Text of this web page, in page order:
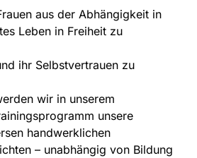
aus der Abhängigkeit in
Leben in Freiheit zu
ihr Selbstvertrauen zu
wir in unserem
unsere
handwerklichen
– unabhängig von Bildung